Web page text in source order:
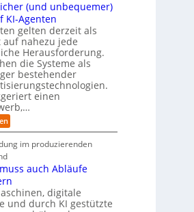
s
t
e
l
l
e
r
n
e
i
n
d
e
r
I
n
d
u
s
t
r
i
e
e
r
m
ö
g
l
i
k
o
,
w
a
c
h
s
e
n
d
e
R
a
n
s
o
m
w
a
I
n
d
u
s
t
r
i
e
r
o
b
o
t
r
D
-
Z
w
i
l
l
i
n
g
f
ü
r
T
t
o
r
t
e
(und unbequemer)
KI-Agenten
gelten derzeit als
nahezu jede
Herausforderung.
die Systeme als
bestehender
einen
:
E
n
e
h
r
l
i
c
im produzierenden
auch Abläufe
digitale
und durch KI gestützte